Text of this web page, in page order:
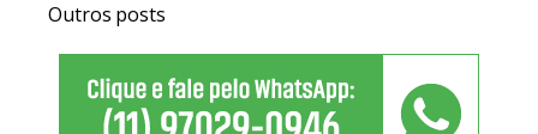
Outros posts